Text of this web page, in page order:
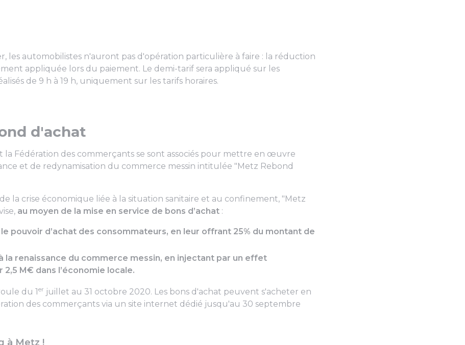
les automobilistes n'auront pas d'opération particulière à faire : la réduction
appliquée lors du paiement. Le demi-tarif sera appliqué sur les
de 9 h à 19 h, uniquement sur les tarifs horaires.
d'achat
la Fédération des commerçants se sont associés pour mettre en œuvre
et de redynamisation du commerce messin intitulée "Metz Rebond
la crise économique liée à la situation sanitaire et au confinement, "Metz
au moyen de la mise en service de bons d’achat :
pouvoir d’achat des consommateurs, en leur offrant 25% du montant de
la renaissance du commerce messin, en injectant par un effet
M€ dans l’économie locale.
du 1 er juillet au 31 octobre 2020. Les bons d'achat peuvent s'acheter en
des commerçants via un site internet dédié jusqu'au 30 septembre
à Metz !